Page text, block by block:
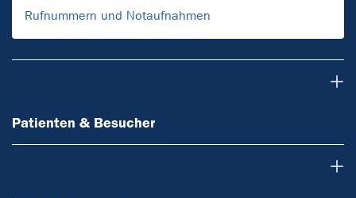
Rufnummern und Notaufnahmen
Patienten & Besucher